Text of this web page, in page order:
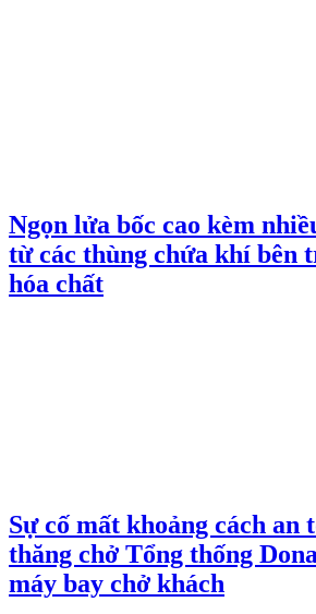
Ngọn lửa bốc cao kèm
từ các thùng chứa khí bên
hóa chất
Sự cố mất khoảng cách an
thăng chở Tổng thống
máy bay chở khách